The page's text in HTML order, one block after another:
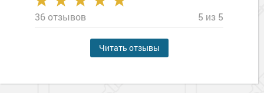
36 отзывов 5 из 5
Читать отзывы